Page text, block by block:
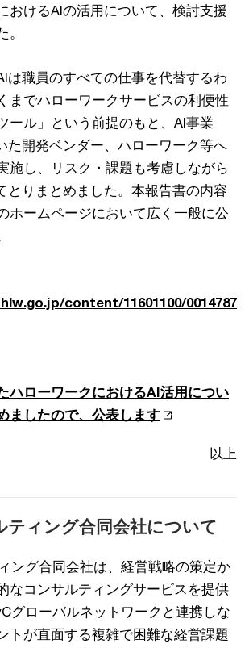
おけるAIの活用について、検討支援
は職員のすべての仕事を代替するわ
までハローワークサービスの利便性
ール」という前提のもと、AI事業
た開発ベンダー、ハローワーク等へ
施し、リスク・課題も考慮しながら
とりまとめました。本報告書の内容
ホームページにおいて広く一般に公
content/11601100/0014787
ハローワークにおけるAI活用につい
ましたので、公表します
以上
ティング合同会社について
ング合同会社は、経営戦略の策定か
なコンサルティングサービスを提供
グローバルネットワークと連携しな
トが直面する複雑で困難な経営課題